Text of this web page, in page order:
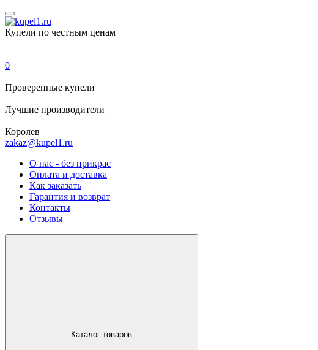
Купели по честным ценам
0
Проверенные купели
Лучшие производители
Королев
zakaz@kupel1.ru
О нас - без прикрас
Оплата и доставка
Как заказать
Гарантия и возврат
Контакты
Отзывы
Каталог товаров